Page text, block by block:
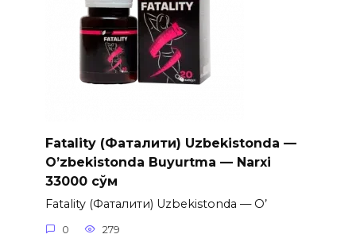
Fatality (Фаталити) Uzbekistonda —
O’zbekistonda Buyurtma — Narxi
33000 сўм
Fatality (Фаталити) Uzbekistonda — O’
0 279